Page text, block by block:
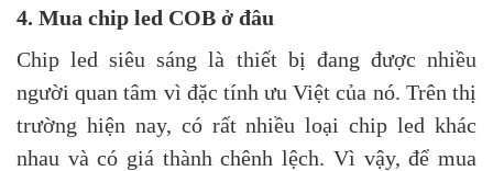
4. Mua chip led COB ở đâu
Chip led siêu sáng là thiết bị đang được nhiều
người quan tâm vì đặc tính ưu Việt của nó. Trên thị
trường hiện nay, có rất nhiều loại chip led khác
nhau và có giá thành chênh lệch. Vì vậy, để mua